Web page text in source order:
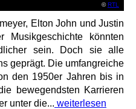
©RTL
Elton John und Justin
könnten
sein. Doch sie alle
geprägt. Die umfangreiche
den 1950er Jahren bis in
bewegendsten Karrieren
unter die... weiterlesen